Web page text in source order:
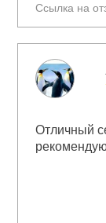
Ссылка на
Отличный